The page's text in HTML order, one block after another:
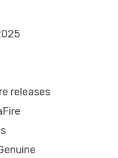
releases